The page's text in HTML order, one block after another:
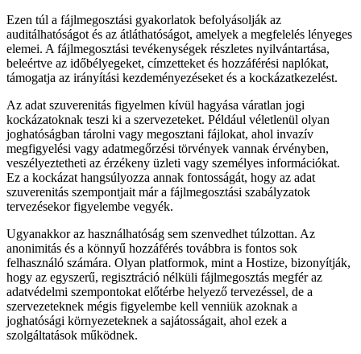
Ezen túl a fájlmegosztási gyakorlatok befolyásolják az
auditálhatóságot és az átláthatóságot, amelyek a megfelelés lényeges
elemei. A fájlmegosztási tevékenységek részletes nyilvántartása,
beleértve az időbélyegeket, címzetteket és hozzáférési naplókat,
támogatja az irányítási kezdeményezéseket és a kockázatkezelést.
Az adat szuverenitás figyelmen kívül hagyása váratlan jogi
kockázatoknak teszi ki a szervezeteket. Például véletlenül olyan
joghatóságban tárolni vagy megosztani fájlokat, ahol invazív
megfigyelési vagy adatmegőrzési törvények vannak érvényben,
veszélyeztetheti az érzékeny üzleti vagy személyes információkat.
Ez a kockázat hangsúlyozza annak fontosságát, hogy az adat
szuverenitás szempontjait már a fájlmegosztási szabályzatok
tervezésekor figyelembe vegyék.
Ugyanakkor az használhatóság sem szenvedhet túlzottan. Az
anonimitás és a könnyű hozzáférés továbbra is fontos sok
felhasználó számára. Olyan platformok, mint a Hostize, bizonyítják,
hogy az egyszerű, regisztráció nélküli fájlmegosztás megfér az
adatvédelmi szempontokat előtérbe helyező tervezéssel, de a
szervezeteknek mégis figyelembe kell venniük azoknak a
joghatósági környezeteknek a sajátosságait, ahol ezek a
szolgáltatások működnek.